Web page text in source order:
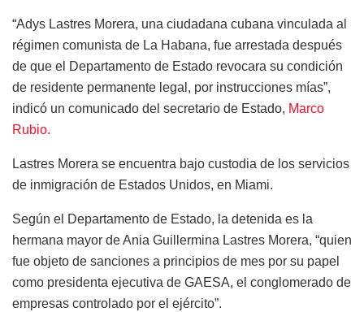
“Adys Lastres Morera, una ciudadana cubana vinculada al
régimen comunista de La Habana, fue arrestada después
de que el Departamento de Estado revocara su condición
de residente permanente legal, por instrucciones mías”,
indicó un comunicado del secretario de Estado, Marco
Rubio.
Lastres Morera se encuentra bajo custodia de los servicios
de inmigración de Estados Unidos, en Miami.
Según el Departamento de Estado, la detenida es la
hermana mayor de Ania Guillermina Lastres Morera, “quien
fue objeto de sanciones a principios de mes por su papel
como presidenta ejecutiva de GAESA, el conglomerado de
empresas controlado por el ejército”.